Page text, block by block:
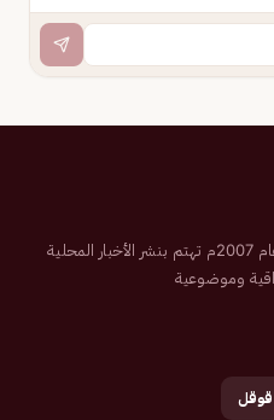
صحيفة إلكترونية سعودية تم تأسيسها عام 2007م تهتم بنشر الأخبار المحلية
وموضوعية